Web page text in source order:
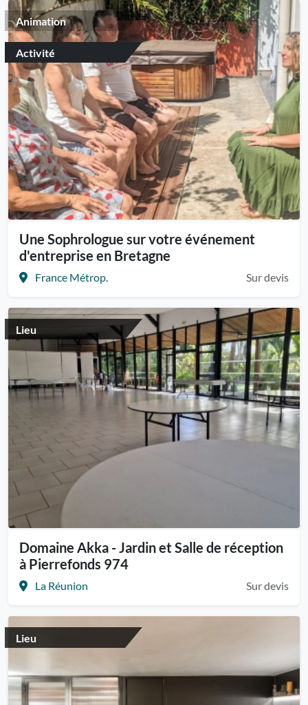
Animation
Activité
Une Sophrologue sur votre événement
d'entreprise en Bretagne
France Métrop. Sur devis
Lieu
Domaine Akka - Jardin et Salle de réception
à Pierrefonds 974
La Réunion Sur devis
Lieu